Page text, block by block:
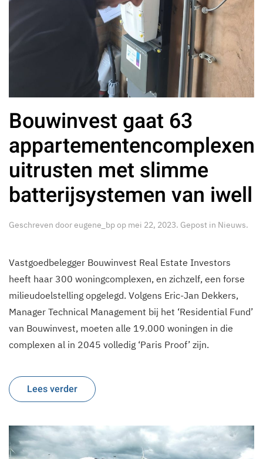
Bouwinvest gaat 63
appartementencomplexen
uitrusten met slimme
batterijsystemen van iwell
Geschreven dooreugene_bpop mei 22, 2023. Gepost in Nieuws.
Vastgoedbelegger Bouwinvest Real Estate Investors
heeft haar 300 woningcomplexen, en zichzelf, een forse
milieudoelstelling opgelegd. Volgens Eric-Jan Dekkers,
Manager Technical Management bij het ‘Residential Fund’
van Bouwinvest, moeten alle 19.000 woningen in die
complexen al in 2045 volledig ‘Paris Proof’ zijn.
Lees verder